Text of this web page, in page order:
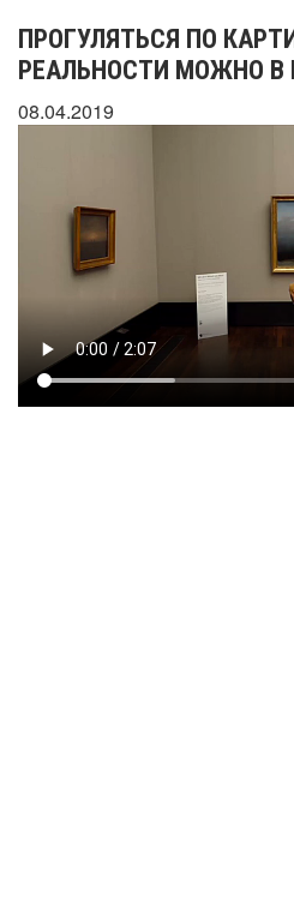
ПРОГУЛЯТЬСЯ ПО
РЕАЛЬНОСТИ МОЖНО В
08.04.2019